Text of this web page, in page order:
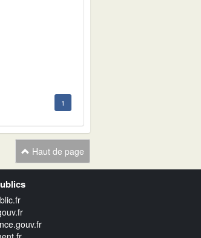
1
Haut de page